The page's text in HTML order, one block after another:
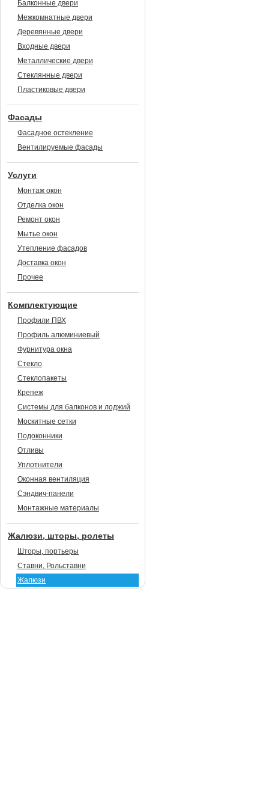
Балконные двери
Межкомнатные двери
Деревянные двери
Входные двери
Металлические двери
Стеклянные двери
Пластиковые двери
Фасады
Фасадное остекление
Вентилируемые фасады
Услуги
Монтаж окон
Отделка окон
Ремонт окон
Мытье окон
Утепление фасадов
Доставка окон
Прочее
Комплектующие
Профили ПВХ
Профиль алюминиевый
Фурнитура окна
Стекло
Стеклопакеты
Крепеж
Системы для балконов и лоджий
Москитные сетки
Подоконники
Отливы
Уплотнители
Оконная вентиляция
Сэндвич-панели
Монтажные материалы
Жалюзи, шторы, ролеты
Шторы, портьеры
Ставни, Рольставни
Жалюзи